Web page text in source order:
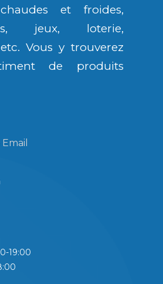
et froides,
jeux, loterie,
Vous y trouverez
de produits
19:00